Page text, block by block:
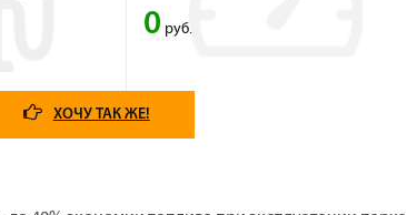
0 руб.
ХОЧУ ТАК ЖЕ!